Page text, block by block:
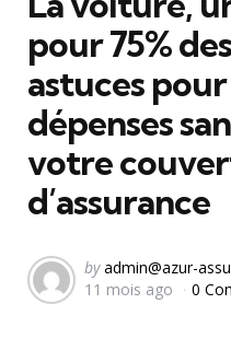
pour 75%
astuces
dépenses
votre
d’assurance
Posted
by
by admin@azur-
11 mois ago
0